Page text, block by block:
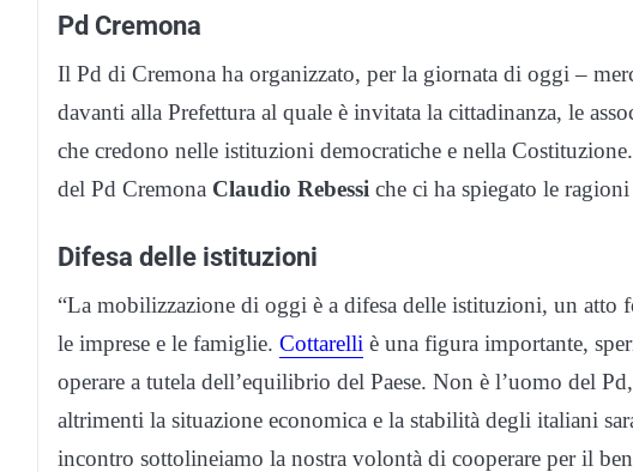
Pd Cremona
Il Pd di Cremona ha organizzato, per la giornata di oggi –
davanti alla Prefettura al quale è invitata la cittadinanza, le
che credono nelle istituzioni democratiche e nella
del Pd Cremona Claudio Rebessi che ci ha spiegato le
Difesa delle istituzioni
“La mobilizzazione di oggi è a difesa delle istituzioni, un atto
le imprese e le famiglie. Cottarelli è una figura importante,
operare a tutela dell’equilibrio del Paese. Non è l’uomo del
altrimenti la situazione economica e la stabilità degli italiani
incontro sottolineiamo la nostra volontà di cooperare per il